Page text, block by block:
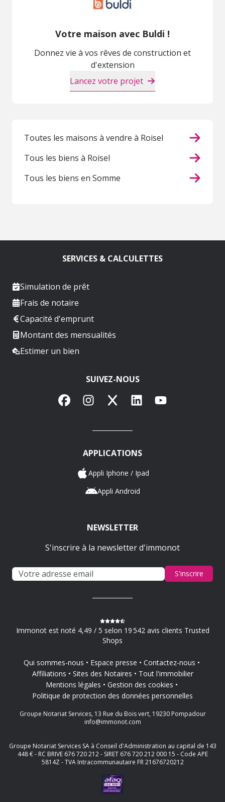
Votre maison avec Buldi !
Donnez vie à vos rêves de construction et
d'extension
Lancez votre projet
Toutes les maisons à vendre à Roisel
Tous les biens à Roisel
Tous les biens en Somme
SERVICES & CALCULETTES
Simulation de prêt
Frais de notaire
Capacité d'emprunt
Montant des mensualités
Estimer un bien
SUIVEZ-NOUS
FacebookInstagram
X LinkedInYouTube
APPLICATIONS
Appli Iphone / Ipad
Appli Android
NEWSLETTER
S'inscrire à la newsletter d'immonot
S'inscrire
Immonot est noté 4,49 / 5 selon 19 542 avis clients Trusted
Shops
Qui sommes-nous Espace presse
Contactez-nous
Affiliations
Sites des Notaires
Tout l'immobilier
Mentions légales
Gestion des cookies
Politique de protection des données personnelles
Groupe Notariat Services, 13 Rue du Bois vert, 19230 Pompadour
info@immonot.com
Groupe Notariat Services SA à Conseil d'Administration au capital de 143
448 € - RC BRIVE 676 720 212 - SIRET 676 720 212 000 15 - Code APE
5814Z - TVA Intracommunautaire FR 21676720212